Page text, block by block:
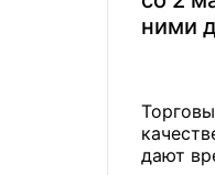
ними
дают